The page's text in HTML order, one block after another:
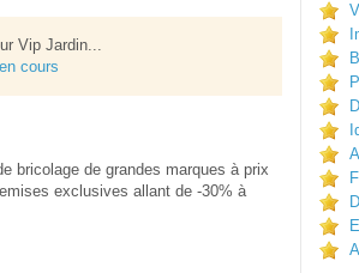
Vip Jardin...
cours
bricolage de grandes marques à prix
exclusives allant de -30% à